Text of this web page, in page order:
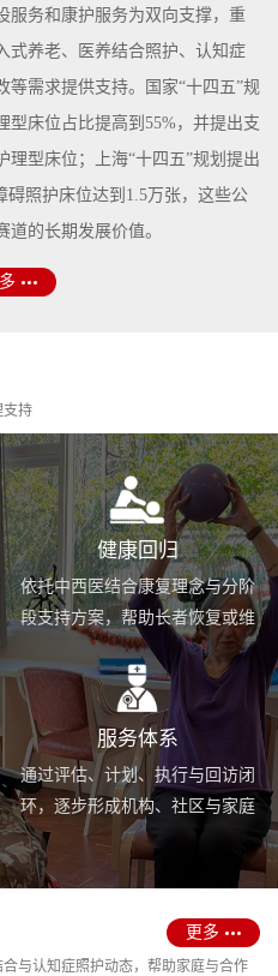
服务和康护服务为双向支撑，重
式养老、医养结合照护、认知症
需求提供支持。国家“十四五”规
型床位占比提高到55%，并提出支
理型床位；上海“十四五”规划提出
碍照护床位达到1.5万张，这些公
的长期发展价值。
支持
健康回归
依托中西医结合康复理念与分阶
段支持方案，帮助长者恢复或维
持身体功能，提升生活便利度。
服务体系
通过评估、计划、执行与回访闭
环，逐步形成机构、社区与家庭
场景协同的长期照护支持体系。
与认知症照护动态，帮助家庭与合作
更多